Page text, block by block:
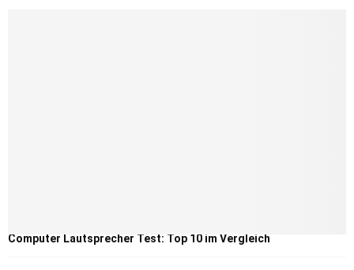
Computer Lautsprecher Test: Top 10 im Vergleich